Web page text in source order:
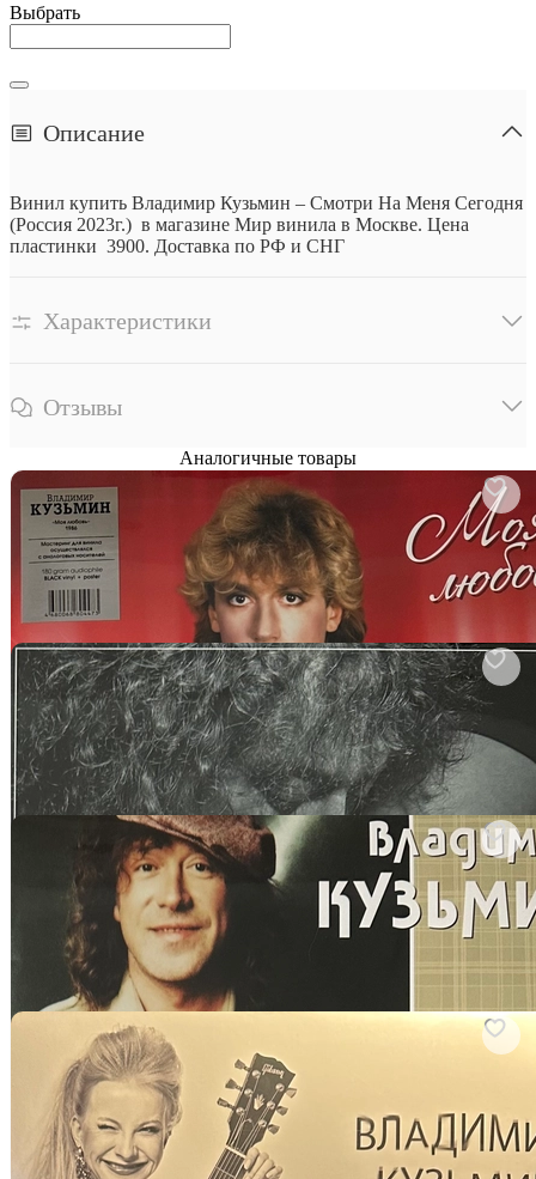
Выбрать
Описание
Винил купить Владимир Кузьмин ‎– Смотри На Меня Сегодня
(Россия 2023г.) в магазине Мир винила в Москве. Цена
пластинки 3900. Доставка по РФ и СНГ
Характеристики
Отзывы
Аналогичные товары
арт. 2861082394
Владимир Кузьмин - Моя Любовь (Россия 2023г.)
Виниловая пластинка
В корзину
арт. 2827342027
Владимир Кузьмин - Моя Подруга Удача (Россия 2023г.)
Виниловая пластинка
В корзину
арт. 2861081464
Владимир Кузьмин - Пока Не Пришел Понедельник (Россия
2023г.)
Виниловая пластинка
В корзину
Владимир Кузьмин ‎– Дух в моей гитаре (Россия 2023г.)
Виниловая пластинка
В корзину